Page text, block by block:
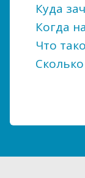
Куда
Когда
Что